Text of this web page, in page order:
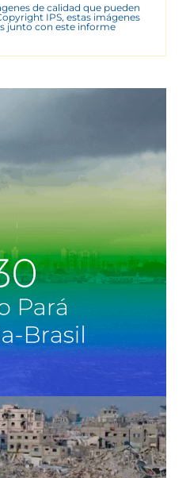
de calidad que pueden
IPS, estas imágenes
junto con este informe